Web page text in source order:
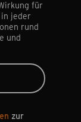
für
jeder
rund
und
zur